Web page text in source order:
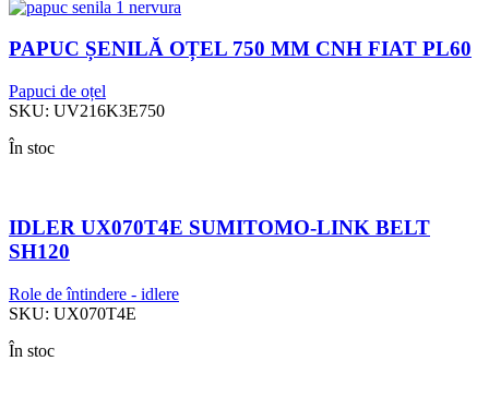
PAPUC ȘENILĂ OȚEL 750 MM CNH FIAT PL60
Papuci de oțel
SKU: UV216K3E750
În stoc
IDLER UX070T4E SUMITOMO-LINK BELT
SH120
Role de întindere - idlere
SKU: UX070T4E
În stoc